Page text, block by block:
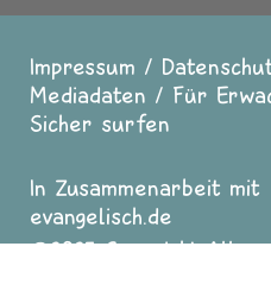
Fußzeile
Impressum
Mediadaten
Für
Sicher surfen
In Zusammenarbeit mit
evangelisch.de
2025 Copyright All